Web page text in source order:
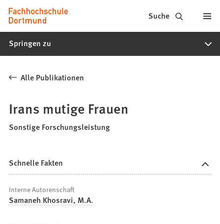
Inhalt anspringen
Fachhochschule
Dortmund
-
Studiengänge,
Bewerbung
Suche
Springen zu
Alle Publikationen
Irans mutige Frauen
Sonstige Forschungsleistung
Schnelle Fakten
Interne Autorenschaft
Samaneh Khosravi, M.A.